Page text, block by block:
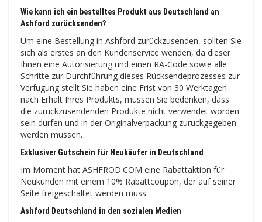
Wie kann ich ein bestelltes Produkt aus Deutschland an
Ashford zurücksenden?
Um eine Bestellung in Ashford zurückzusenden, sollten Sie
sich als erstes an den Kundenservice wenden, da dieser
Ihnen eine Autorisierung und einen RA-Code sowie alle
Schritte zur Durchführung dieses Rücksendeprozesses zur
Verfügung stellt Sie haben eine Frist von 30 Werktagen
nach Erhalt Ihres Produkts, müssen Sie bedenken, dass
die zurückzusendenden Produkte nicht verwendet worden
sein dürfen und in der Originalverpackung zurückgegeben
werden müssen.
Exklusiver Gutschein für Neukäufer in Deutschland
Im Moment hat ASHFROD.COM eine Rabattaktion für
Neukunden mit einem 10% Rabattcoupon, der auf seiner
Seite freigeschaltet werden muss.
Ashford Deutschland in den sozialen Medien